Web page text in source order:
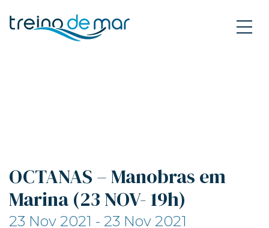
OCTANAS – Manobras em
Marina (23 NOV- 19h)
23 Nov 2021 - 23 Nov 2021